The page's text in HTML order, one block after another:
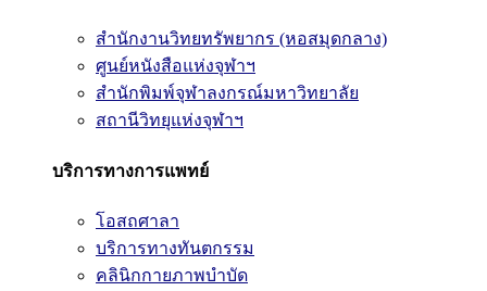
สำนักงานวิทยทรัพยากร (หอสมุดกลาง)
ศูนย์หนังสือแห่งจุฬาฯ
สำนักพิมพ์จุฬาลงกรณ์มหาวิทยาลัย
สถานีวิทยุแห่งจุฬาฯ
บริการทางการแพทย์
โอสถศาลา
บริการทางทันตกรรม
คลินิกกายภาพบำบัด